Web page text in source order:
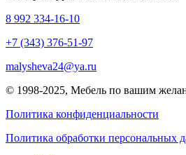
8 992 334-16-10
+7 (343) 376-51-97
malysheva24@ya.ru
© 1998-2025, Мебель по вашим
Политика конфиденциальности
Политика обработки персональных